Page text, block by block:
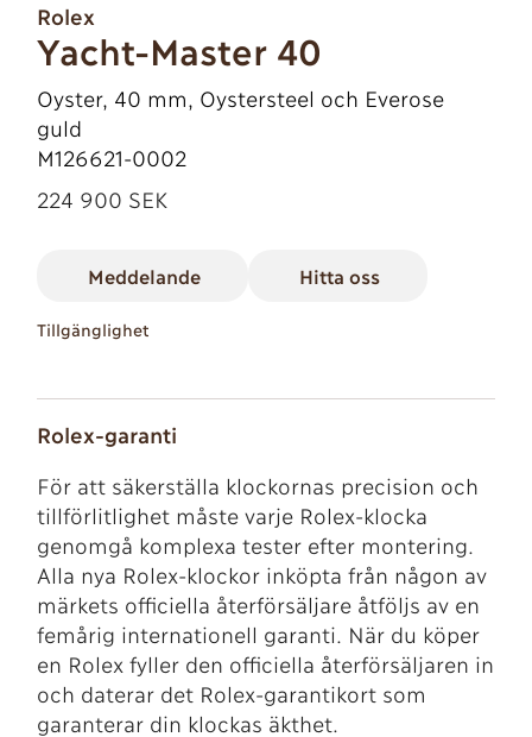
Rolex
Yacht-Master 40
Oyster, 40 mm, Oystersteel och Everose
guld
M126621-0002
224 900 SEK
Meddelande Hitta oss
Tillgänglighet
Rolex-garanti
För att säkerställa klockornas precision och
tillförlitlighet måste varje Rolex-klocka
genomgå komplexa tester efter montering.
Alla nya Rolex-klockor inköpta från någon av
märkets officiella återförsäljare åtföljs av en
femårig internationell garanti. När du köper
en Rolex fyller den officiella återförsäljaren in
och daterar det Rolex-garantikort som
garanterar din klockas äkthet.